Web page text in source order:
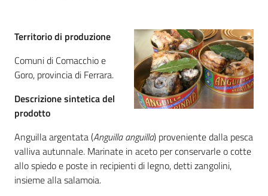
regimi
di
qualità
Food
Valley
news
Le
strade
Territorio di produzione
Comuni di Comacchio e
Goro, provincia di Ferrara.
Descrizione sintetica del
prodotto
Anguilla argentata (Anguilla anguilla) proveniente dalla pesca
valliva autunnale. Marinate in aceto per conservarle o cotte
allo spiedo e poste in recipienti di legno, detti zangolini,
insieme alla salamoia.